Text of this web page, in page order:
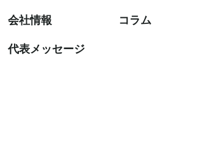
会社情報
代表メッセージ
コラム